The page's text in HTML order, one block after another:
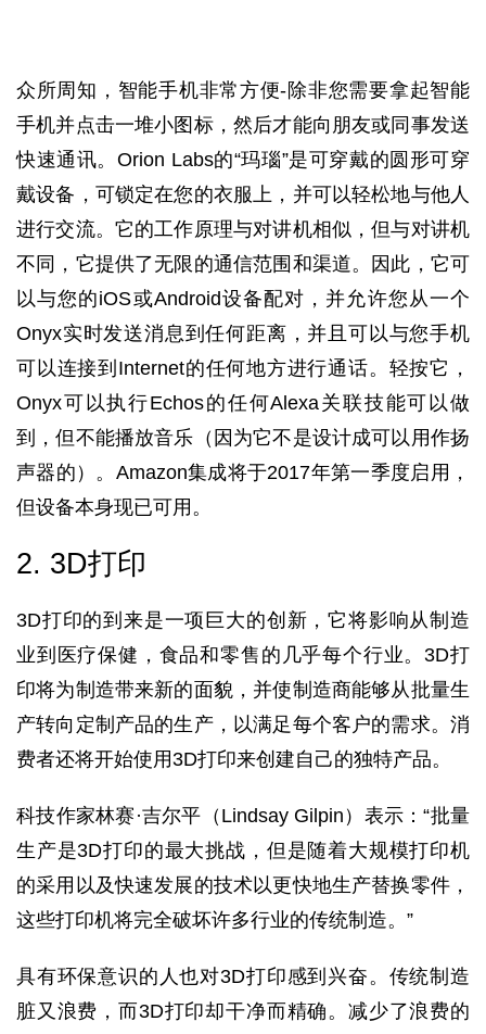
众所周知，智能手机非常方便-除非您需要拿起智能
手机并点击一堆小图标，然后才能向朋友或同事发送
快速通讯。Orion Labs的“玛瑙”是可穿戴的圆形可穿
戴设备，可锁定在您的衣服上，并可以轻松地与他人
进行交流。它的工作原理与对讲机相似，但与对讲机
不同，它提供了无限的通信范围和渠道。因此，它可
以与您的iOS或Android设备配对，并允许您从一个
Onyx实时发送消息到任何距离，并且可以与您手机
可以连接到Internet的任何地方进行通话。轻按它，
Onyx可以执行Echos的任何Alexa关联技能可以做
到，但不能播放音乐（因为它不是设计成可以用作扬
声器的）。Amazon集成将于2017年第一季度启用，
但设备本身现已可用。
2. 3D打印
3D打印的到来是一项巨大的创新，它将影响从制造
业到医疗保健，食品和零售的几乎每个行业。3D打
印将为制造带来新的面貌，并使制造商能够从批量生
产转向定制产品的生产，以满足每个客户的需求。消
费者还将开始使用3D打印来创建自己的独特产品。
科技作家林赛·吉尔平（Lindsay Gilpin）表示：“批量
生产是3D打印的最大挑战，但是随着大规模打印机
的采用以及快速发展的技术以更快地生产替换零件，
这些打印机将完全破坏许多行业的传统制造。”
具有环保意识的人也对3D打印感到兴奋。传统制造
脏又浪费，而3D打印却干净而精确。减少了浪费的